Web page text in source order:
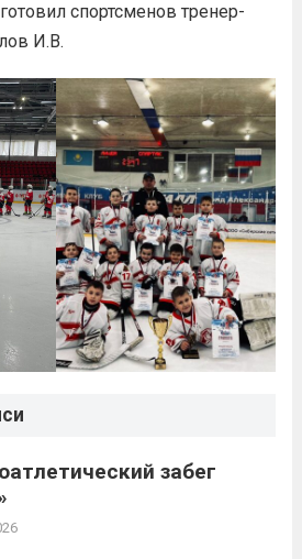
спортсменов тренер-
И.В.
забег